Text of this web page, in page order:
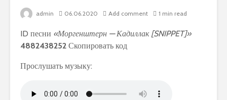
admin 06.06.2020 Add comment 1 min read
ID песни «Моргенштерн — Кадиллак [SNIPPET]»
4882438252 Скопировать код
Прослушать музыку: